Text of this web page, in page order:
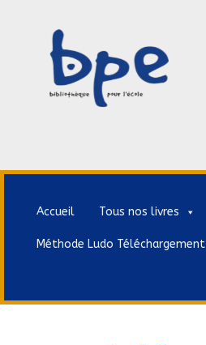
Accueil Tous nos livres
Méthode Ludo Téléchargement